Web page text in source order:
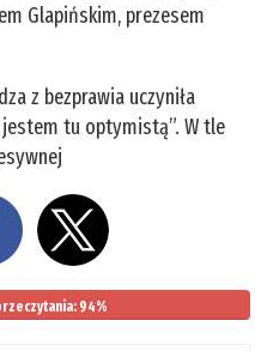
Glapińskim, prezesem
z bezprawia uczyniła
tu optymistą”. W tle
94%